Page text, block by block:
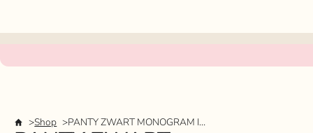
Shop PANTY ZWART MONOGRAM INSPIRED